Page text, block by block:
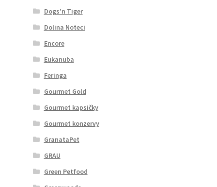
Dogs'n Tiger
Dolina Noteci
Encore
Eukanuba
Feringa
Gourmet Gold
Gourmet kapsičky
Gourmet konzervy
GranataPet
GRAU
Green Petfood